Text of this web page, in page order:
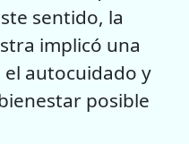
sentido, la
implicó una
autocuidado y
posible